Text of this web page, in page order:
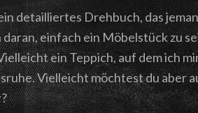
detailliertes Drehbuch, das
einfach ein Möbelstück zu
ein Teppich, auf dem ich
Vielleicht möchtest du aber